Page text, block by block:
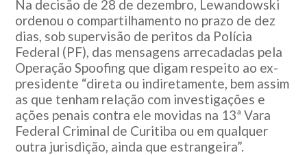
Na decisão de 28 de dezembro, Lewandowski
ordenou o compartilhamento no prazo de dez
dias, sob supervisão de peritos da Polícia
Federal (PF), das mensagens arrecadadas pela
Operação Spoofing que digam respeito ao ex-
presidente “direta ou indiretamente, bem assim
as que tenham relação com investigações e
ações penais contra ele movidas na 13ª Vara
Federal Criminal de Curitiba ou em qualquer
outra jurisdição, ainda que estrangeira”.